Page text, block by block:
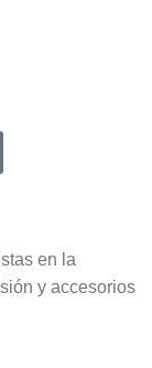
en la
y accesorios